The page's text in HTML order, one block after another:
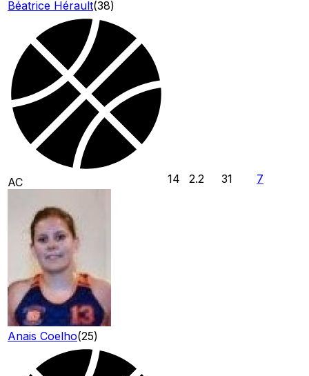
Béatrice Hérault(38)
AC
Anais Coelho(25)
14 2.2 31 7